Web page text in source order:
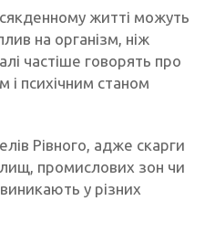
житті можуть
на організм, ніж
частіше говорять про
і психічним станом
Рівного, адже скарги
промислових зон чи
у різних